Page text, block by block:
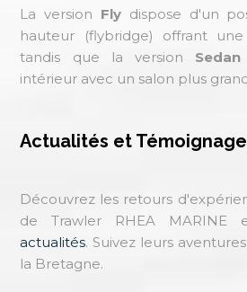
La version Flydispose d'un
hauteur (flybridge) offrant
tandis que la version Sedan
intérieur avec un salon plus
Actualités et
Découvrez les retours
de Trawler RHEA MARINE
actualités. Suivez leurs
la Bretagne.